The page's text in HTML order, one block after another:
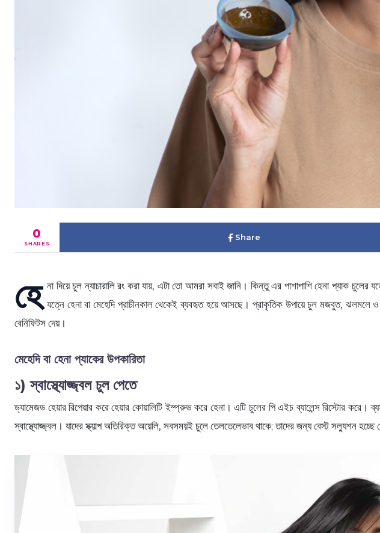
0
SHARES
Share
হে না দিয়ে চুল ন্যাচারালি রং করা যায়, এটা তো আমরা সবাই জানি। কিন্তু এর পাশাপাশি হেনা প্যাক
যত্নে হেনা বা মেহেদি প্রাচীনকাল থেকেই ব্যবহৃত হয়ে আসছে। প্রাকৃতিক উপায়ে চুল মজবুত, ঝলমলে ও
বেনিফিটস দেয়।
মেহেদি বা হেনা প্যাকের উপকারিতা
১) স্বাস্থ্যোজ্জ্বল চুল পেতে
ড্যামেজড হেয়ার রিপেয়ার করে হেয়ার কোয়ালিটি ইম্প্রুভ করে হেনা। এটি চুলের পি এইচ ব্যালেন্স রিস্টোর
স্বাস্থ্যোজ্জ্বল। যাদের স্ক্যাল্প অতিরিক্ত অয়েলি, সবসময়ই চুলে তেলতেলেভাব থাকে; তাদের জন্য বেস্ট সল্যুশন হচ্ছে